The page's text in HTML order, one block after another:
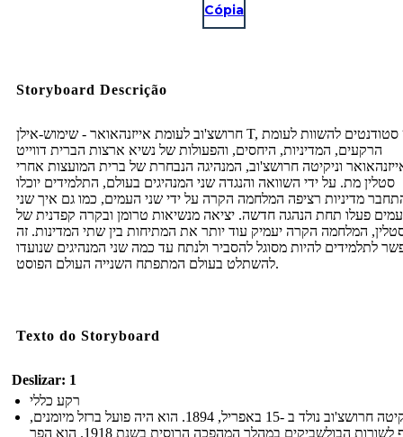
Cópia
Storyboard Descrição
חרושצ'וב לעומת אייזנהאואר - שימוש-אילן T, יש סטודנטים להשוות לעומת
הרקעים, המדיניות, היחסים, והפעולות של נשיא ארצות הברית דווייט
וניקיטה חרושצ'וב, המנהיגה הנבחרת של ברית המועצות אחרי
סטלין מת. על ידי השוואה והנגדה שני המנהיגים בעולם, התלמידים יוכלו
מדיניות רציפה המלחמה הקרה על ידי שני העמים, כמו גם איך שני
פעלו תחת הנהגה חדשה. יציאה מנשיאות טרומן ובקרה קפדנית של
המלחמה הקרה יעמיק עוד יותר את המתיחות בין שתי המדינות. זה
לתלמידים להיות מסוגל להסביר ולנתח עד כמה שני המנהיגים שנועדו
להשתלט בעולם המתפתח השנייה העולם הפוסט.
Texto do Storyboard
Deslizar: 1
רקע כללי
ניקיטה חרושצ'וב נולד ב -15 באפריל, 1894. הוא היה פועל ברזל מיומנים,
והצטרף לשורות הבולשביקים במהלך המהפכה הרוסית בשנת 1918. הוא הפך